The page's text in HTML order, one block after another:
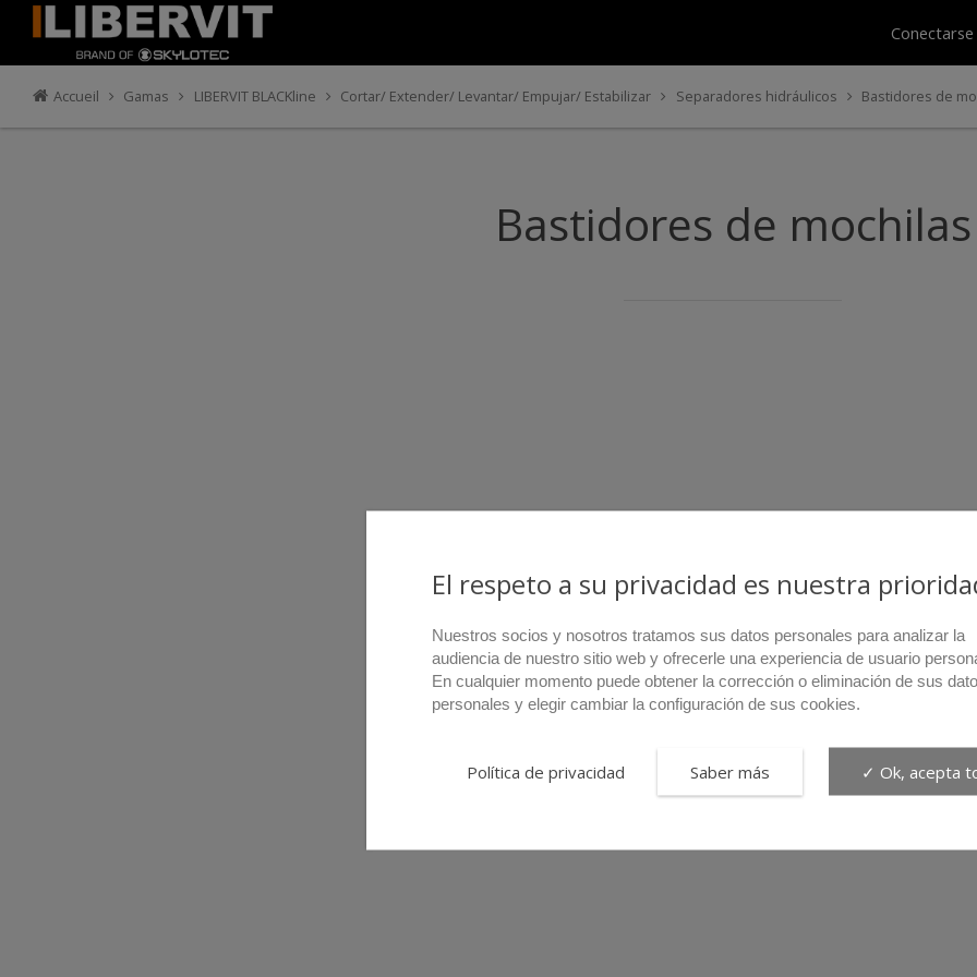
Conectarse
Accueil Gamas LIBERVIT BLACKline Cortar/ Extender/ Levantar/ Empujar/ Estabilizar Separadores hidráulicos Bastidores de
Bastidores de mochilas
El respeto a su privacidad es nuestra
Nuestros socios y nosotros tratamos sus datos personales para analizar la
audiencia de nuestro sitio web y ofrecerle una experiencia de usuario
En cualquier momento puede obtener la corrección o eliminación de sus
personales y elegir cambiar la configuración de sus cookies.
Política de privacidad Saber más ✓ Ok, acepta